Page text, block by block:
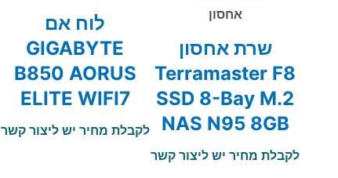
אחסון
שרת אחסון
Terramaster F8
SSD 8-Bay M.2
NAS N95 8GB
DDR5 10GbE
לקבלת מחיר יש ליצור קשר
לוח אם
GIGABYTE
B850 AORUS
ELITE WIFI7
ATX DDR5 AM5
לקבלת מחיר יש ליצור קשר